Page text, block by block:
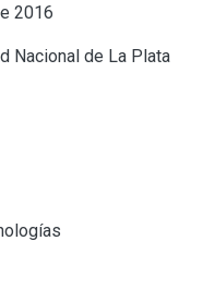
2016
Nacional de La Plata